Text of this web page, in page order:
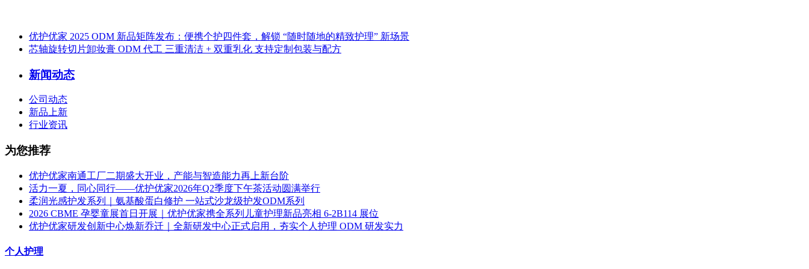
优护优家 2025 ODM 新品矩阵发布：便携个护四件套，解锁 “随时随地的精致护理” 新场景
芯轴旋转切片卸妆膏 ODM 代工 三重清洁 + 双重乳化 支持定制包装与配方
新闻动态
公司动态
新品上新
行业资讯
为您推荐
优护优家南通工厂二期盛大开业，产能与智造能力再上新台阶
活力一夏，同心同行——优护优家2026年Q2季度下午茶活动圆满举行
柔润光感护发系列｜氨基酸蛋白修护 一站式沙龙级护发ODM系列
2026 CBME 孕婴童展首日开展｜优护优家携全系列儿童护理新品亮相 6-2B114 展位
优护优家研发创新中心焕新乔迁｜全新研发中心正式启用，夯实个人护理 ODM 研发实力
个人护理